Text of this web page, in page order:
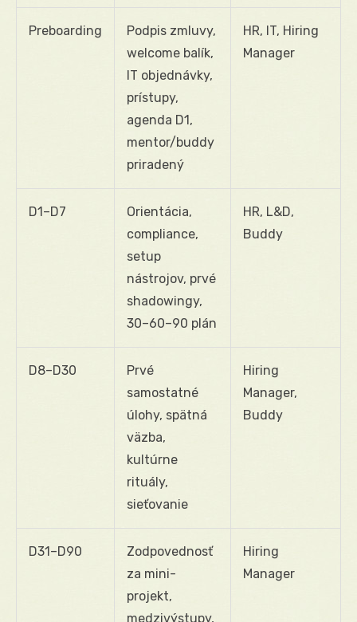
Preboarding
Podpis zmluvy,
welcome balík,
IT objednávky,
prístupy,
agenda D1,
mentor/buddy
priradený
HR, IT, Hiring
Manager
D1–D7
Orientácia,
compliance,
setup
nástrojov, prvé
shadowingy,
30–60–90 plán
HR, L&D,
Buddy
D8–D30
Prvé
samostatné
úlohy, spätná
väzba,
kultúrne
rituály,
sieťovanie
Hiring
Manager,
Buddy
D31–D90
Zodpovednosť
za mini-
projekt,
medzivýstupy,
Hiring
Manager